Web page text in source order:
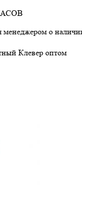
о наличии
Клевер оптом